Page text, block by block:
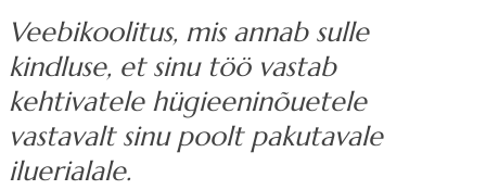
Veebikoolitus, mis annab sulle
kindluse, et sinu töö vastab
kehtivatele hügieeninõuetele
vastavalt sinu poolt pakutavale
iluerialale.